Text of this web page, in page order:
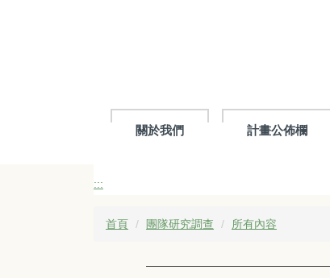
關於我們 計畫公佈欄
:::
首頁 團隊研究調查 所有內容